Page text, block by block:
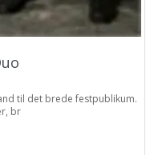
til det brede festpublikum.
br